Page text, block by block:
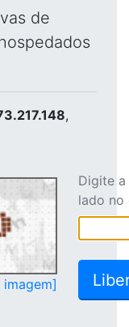
de
,
Digite
lado no